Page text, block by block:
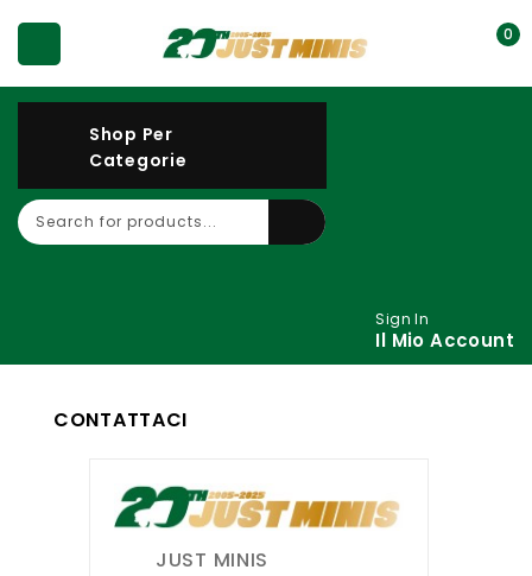
0
Shop Per
Categorie
Sign In
Il Mio Account
CONTATTACI
JUST MINIS